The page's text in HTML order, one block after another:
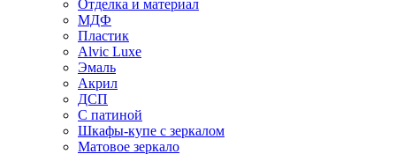
Отделка и материал
МДФ
Пластик
Alvic Luxe
Эмаль
Акрил
ДСП
С патиной
Шкафы-купе с зеркалом
Матовое зеркало